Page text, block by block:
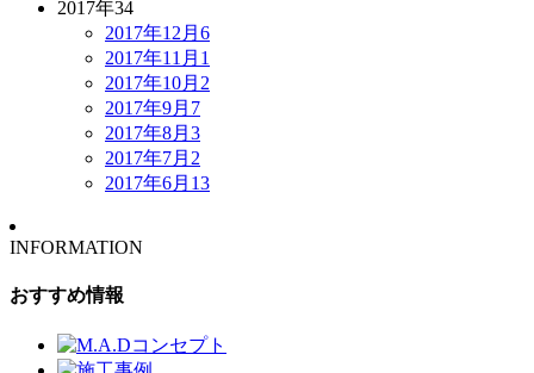
2017年34
2017年12月 6
2017年11月 1
2017年10月 2
2017年9月 7
2017年8月 3
2017年7月 2
2017年6月 13
INFORMATION
おすすめ情報